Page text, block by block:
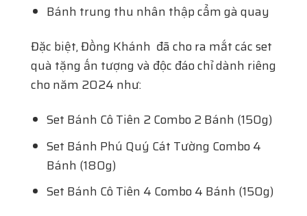
Bánh trung thu nhân thập cẩm gà quay
Đặc biệt, Đồng Khánh đã cho ra mắt cácset
quà tặng ấn tượng và độc đáo chỉ dành riêng
cho năm 2024 như:
Set Bánh Cô Tiên 2 Combo 2 Bánh (150g)
Set Bánh Phú Quý Cát Tường Combo 4
Bánh (180g)
Set Bánh Cô Tiên 4 Combo 4 Bánh (150g)